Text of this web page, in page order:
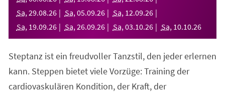
Tab)
Sa, 29.08.26 Sa, 05.09.26 Sa, 12.09.26
Sa, 19.09.26 Sa, 26.09.26 Sa, 03.10.26 Sa, 10.10.26
Steptanz ist ein freudvoller Tanzstil, den jeder erlernen
kann. Steppen bietet viele Vorzüge: Training der
cardiovaskulären Kondition, der Kraft, der